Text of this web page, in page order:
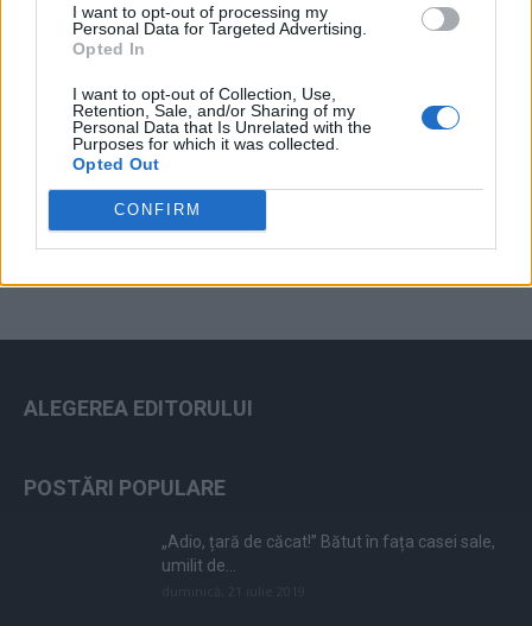
I want to opt-out of processing my
Personal Data for Targeted Advertising.
Opted In
I want to opt-out of Collection, Use,
Retention, Sale, and/or Sharing of my
Personal Data that Is Unrelated with the
Purposes for which it was collected.
Opted Out
CONFIRM ad
ALEGEREA EDITORULUI
POSTĂRI POPULARE
„Adio, țară de căcat!” Bătut în fața casei sale,
umilit de...